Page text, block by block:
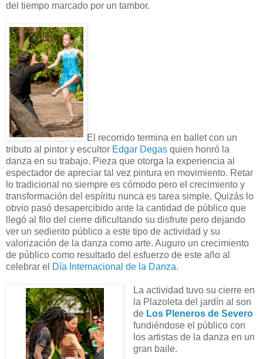
del tiempo marcado por un tambor.
El recorrido termina en ballet con un
tributo al pintor y escultor Edgar Degas quien honró la
danza en su trabajo. Pieza que otorga la experiencia al
espectador de apreciar tal vez pintura en movimiento. Retar
lo tradicional no siempre es cómodo pero el crecimiento y
transformación del espíritu nunca es tarea simple. Quizás lo
obvio pasó desapercibido ante la cantidad de público que
llegó al filo del cierre dificultando su disfrute pero dejando
ver un sediento público a este tipo de actividad y su
valorización de la danza como arte. Auguro un crecimiento
de público como resultado del esfuerzo de este año al
celebrar el Día Internacional de la Danza.
La actividad tuvo su cierre en
la Plazoleta del jardín al son
de Los Pleneros de Severo
fundiéndose el público con
los artistas de la danza en un
gran baile.